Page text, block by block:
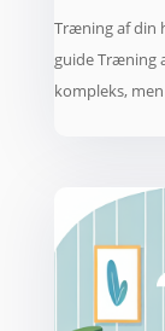
Træning af din
guide Træning
kompleks,